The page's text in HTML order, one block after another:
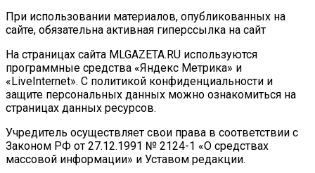
При использовании материалов, опубликованных на
сайте, обязательна активная гиперссылка на сайт
На страницах сайта MLGAZETA.RU используются
программные средства «Яндекс Метрика» и
«LiveInternet». С политикой конфиденциальности и
защите персональных данных можно ознакомиться на
страницах данных ресурсов.
Учредитель осуществляет свои права в соответствии с
Законом РФ от 27.12.1991 № 2124-1 «О средствах
массовой информации» и Уставом редакции.